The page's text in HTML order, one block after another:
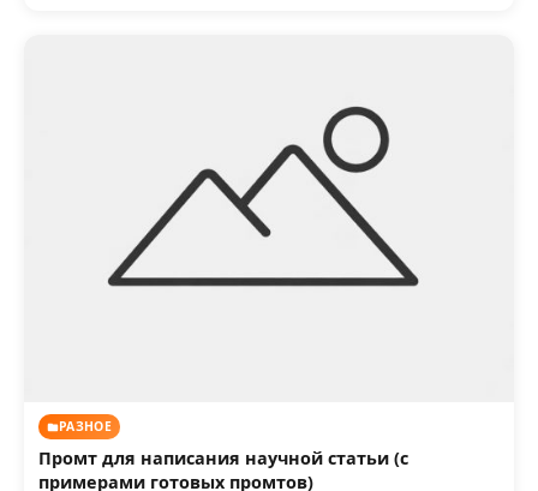
РАЗНОЕ
Промт для написания научной статьи (с
примерами готовых промтов)